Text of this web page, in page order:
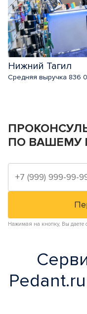
Нижний Тагил
Средняя выручка 836
ПО ВАШЕМУ
Нажимая на кнопку, Вы даете